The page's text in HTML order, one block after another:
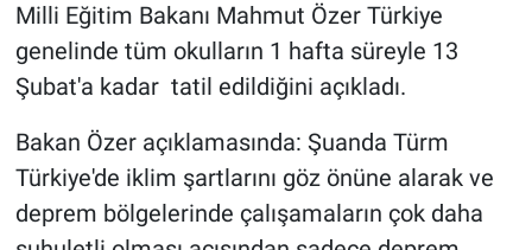
Milli Eğitim Bakanı Mahmut Özer Türkiye
genelinde tüm okulların 1 hafta süreyle 13
Şubat'a kadar tatil edildiğini açıkladı.
Bakan Özer açıklamasında: Şuanda Türm
Türkiye'de iklim şartlarını göz önüne alarak ve
deprem bölgelerinde çalışamaların çok daha